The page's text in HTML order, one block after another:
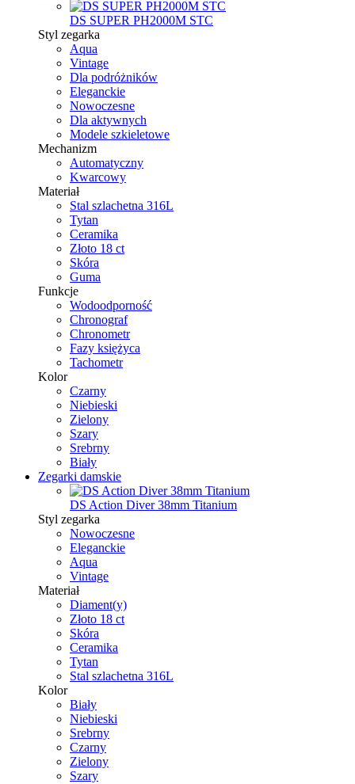
DS SUPER PH2000M STC
Styl zegarka
Aqua
Vintage
Dla podróżników
Eleganckie
Nowoczesne
Dla aktywnych
Modele szkieletowe
Mechanizm
Automatyczny
Kwarcowy
Materiał
Stal szlachetna 316L
Tytan
Ceramika
Złoto 18 ct
Skóra
Guma
Funkcje
Wodoodporność
Chronograf
Chronometr
Fazy księżyca
Tachometr
Kolor
Czarny
Niebieski
Zielony
Szary
Srebrny
Biały
Zegarki damskie
DS Action Diver 38mm Titanium
Styl zegarka
Nowoczesne
Eleganckie
Aqua
Vintage
Materiał
Diament(y)
Złoto 18 ct
Skóra
Ceramika
Tytan
Stal szlachetna 316L
Kolor
Biały
Niebieski
Srebrny
Czarny
Zielony
Szary